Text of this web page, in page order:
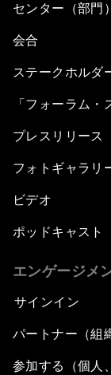
センター（部門）
会合
ステークホルダ
「フォーラム・
プレスリリース
フォトギャラリ
ビデオ
ポッドキャスト
エンゲージメ
サインイン
パートナー（組
参加する（個人